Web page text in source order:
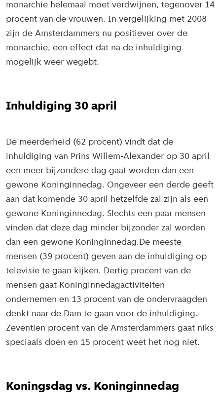
monarchie helemaal moet verdwijnen, tegenover 14
procent van de vrouwen. In vergelijking met 2008
zijn de Amsterdammers nu positiever over de
monarchie, een effect dat na de inhuldiging
mogelijk weer wegebt.
Inhuldiging 30 april
De meerderheid (62 procent) vindt dat de
inhuldiging van Prins Willem-Alexander op 30 april
een meer bijzondere dag gaat worden dan een
gewone Koninginnedag. Ongeveer een derde geeft
aan dat komende 30 april hetzelfde zal zijn als een
gewone Koninginnedag. Slechts een paar mensen
vinden dat deze dag minder bijzonder zal worden
dan een gewone Koninginnedag.De meeste
mensen (39 procent) geven aan de inhuldiging op
televisie te gaan kijken. Dertig procent van de
mensen gaat Koninginnedagactiviteiten
ondernemen en 13 procent van de ondervraagden
denkt naar de Dam te gaan voor de inhuldiging.
Zeventien procent van de Amsterdammers gaat niks
speciaals doen en 15 procent weet het nog niet.
Koningsdag vs. Koninginnedag